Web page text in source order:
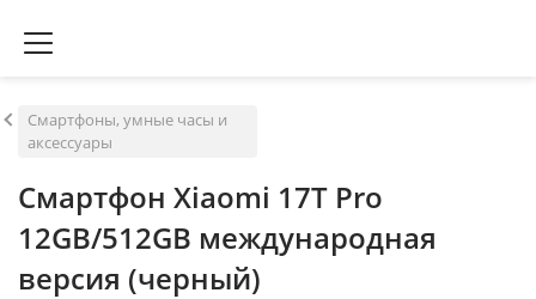
Смартфоны, умные часы и
аксессуары
Смартфон Xiaomi 17T Pro
12GB/512GB международная
версия (черный)